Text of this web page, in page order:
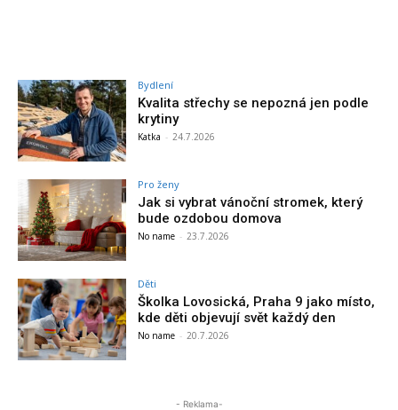
Bydlení
Kvalita střechy se nepozná jen podle
krytiny
Katka - 24.7.2026
Pro ženy
Jak si vybrat vánoční stromek, který
bude ozdobou domova
No name - 23.7.2026
Děti
Školka Lovosická, Praha 9 jako místo,
kde děti objevují svět každý den
No name - 20.7.2026
- Reklama-